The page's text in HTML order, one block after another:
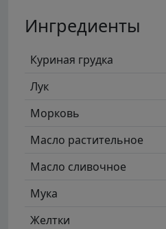
Ингредиенты
Куриная грудка
Лук
Морковь
Масло растительное
Масло сливочное
Мука
Желтки